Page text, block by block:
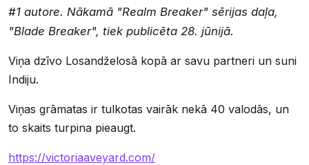
#1 autore. Nākamā "Realm Breaker" sērijas daļa,
"Blade Breaker", tiek publicēta 28. jūnijā.
Viņa dzīvo Losandželosā kopā ar savu partneri un suni
Indiju.
Viņas grāmatas ir tulkotas vairāk nekā 40 valodās, un
to skaits turpina pieaugt.
https://victoriaaveyard.com/